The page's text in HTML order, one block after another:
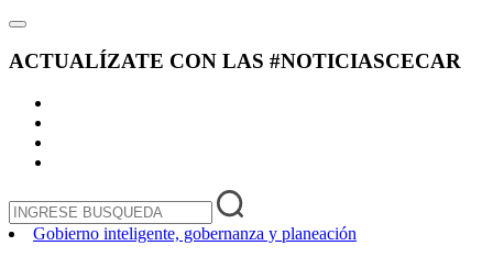
ACTUALÍZATE CON LAS #NOTICIASCECAR
Gobierno inteligente, gobernanza y planeación